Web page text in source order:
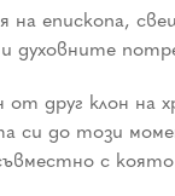
духовните
от друг
до този
с